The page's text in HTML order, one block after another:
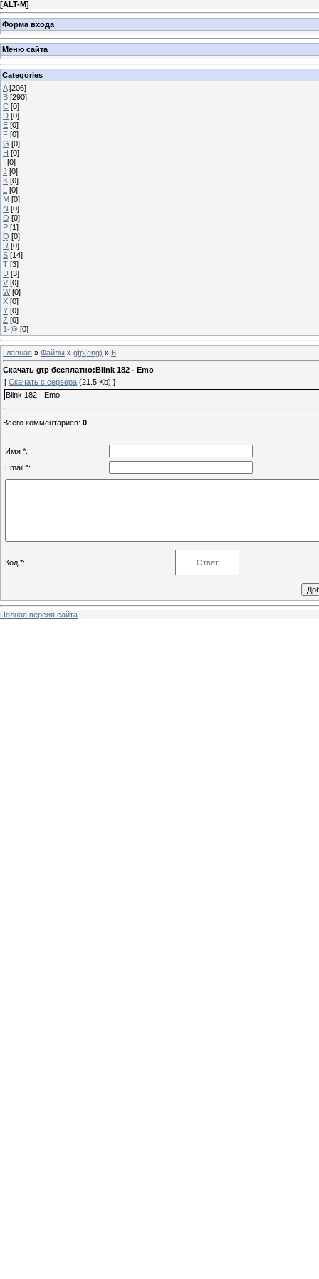
[ALT-M]
Форма входа
Меню сайта
Categories
A [206]
B [290]
C [0]
D [0]
E [0]
F [0]
G [0]
H [0]
I [0]
J [0]
K [0]
L [0]
M [0]
N [0]
O [0]
P [1]
Q [0]
R [0]
S [14]
T [3]
U [3]
V [0]
W [0]
X [0]
Y [0]
Z [0]
1-@ [0]
Главная » Файлы » gtp(eng) » B
Скачать gtp бесплатно:Blink 182 - Emo
[ Скачать с сервера (21.5 Kb) ]
Blink 182 - Emo
Всего комментариев: 0
Имя *:
Email *:
Код *:
Полная версия сайта